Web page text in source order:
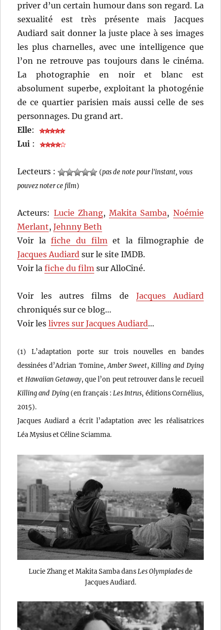
priver d’un certain humour dans son regard. La
sexualité est très présente mais Jacques
Audiard sait donner la juste place à ses images
les plus charnelles, avec une intelligence que
l’on ne retrouve pas toujours dans le cinéma.
La photographie en noir et blanc est
absolument superbe, exploitant la photogénie
de ce quartier parisien mais aussi celle de ses
personnages. Du grand art.
Elle:
Lui :
Lecteurs : (pas de note pour l'instant, vous
pouvez noter ce film)
Acteurs: Lucie Zhang,Makita Samba, Noémie
Merlant,Jehnny Beth
Voir lafiche du filmet la filmographie de
Jacques Audiard sur le site IMDB.
Voir lafiche du film sur AlloCiné.
Voir les autres films de Jacques Audiard
chroniqués sur ce blog…
Voir leslivres sur Jacques Audiard…
(1) L’adaptation porte sur trois nouvelles en bandes
dessinées d’Adrian Tomine, Amber Sweet, Killing and Dying
et Hawaiian Getaway, que l’on peut retrouver dans le recueil
Killing and Dying(en français : Les Intrus, éditions Cornélius,
2015).
Jacques Audiard a écrit l’adaptation avec les réalisatrices
Léa Mysius et Céline Sciamma.
Lucie Zhang et Makita Samba dans Les Olympiadesde
Jacques Audiard.